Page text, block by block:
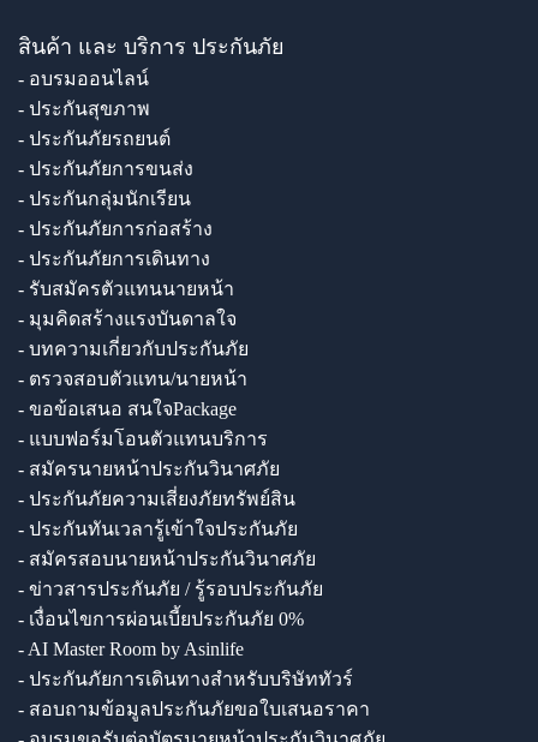
สินค้า และ บริการ ประกันภัย
- อบรมออนไลน์
- ประกันสุขภาพ
- ประกันภัยรถยนต์
- ประกันภัยการขนส่ง
- ประกันกลุ่มนักเรียน
- ประกันภัยการก่อสร้าง
- ประกันภัยการเดินทาง
- รับสมัครตัวแทนนายหน้า
- มุมคิดสร้างแรงบันดาลใจ
- บทความเกี่ยวกับประกันภัย
- ตรวจสอบตัวแทน/นายหน้า
- ขอข้อเสนอ สนใจPackage
- แบบฟอร์มโอนตัวแทนบริการ
- สมัครนายหน้าประกันวินาศภัย
- ประกันภัยความเสี่ยงภัยทรัพย์สิน
- ประกันทันเวลารู้เข้าใจประกันภัย
- สมัครสอบนายหน้าประกันวินาศภัย
- ข่าวสารประกันภัย / รู้รอบประกันภัย
- เงื่อนไขการผ่อนเบี้ยประกันภัย 0%
- AI Master Room by Asinlife
- ประกันภัยการเดินทางสำหรับบริษัททัวร์
- สอบถามข้อมูลประกันภัยขอใบเสนอราคา